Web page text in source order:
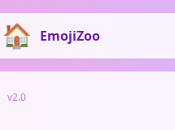
EmojiZoo
v2.0